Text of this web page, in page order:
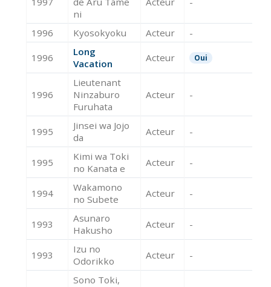
ni
1996 Kyosokyoku Acteur -
1996
Long
Vacation
Acteur Oui
1996
Lieutenant
Ninzaburo
Furuhata
Acteur -
1995
Jinsei wa Jojo
da
Acteur -
1995
Kimi wa Toki
no Kanata e
Acteur -
1994
Wakamono
no Subete
Acteur -
1993
Asunaro
Hakusho
Acteur -
1993
Izu no
Odorikko
Acteur -
Sono Toki,